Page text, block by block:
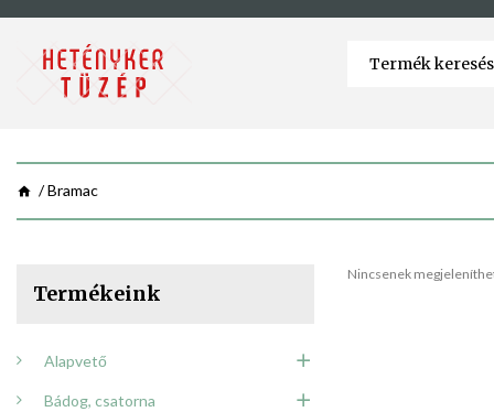
Bramac
Termékeink
Alapvető
Bádog, csatorna
Nincsenek